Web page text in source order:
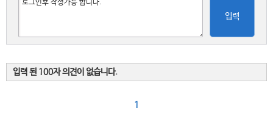
입력
입력 된 100자 의견이 없습니다.
1